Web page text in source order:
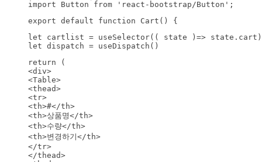
import Button from 'react-bootstrap/Button';
export default function Cart() {
let cartlist = useSelector(( state )=> state.cart)
let dispatch = useDispatch()
return (
<div>
<Table>
<thead>
<tr>
<th>#</th>
<th>상품명</th>
<th>수량</th>
<th>변경하기</th>
</tr>
</thead>